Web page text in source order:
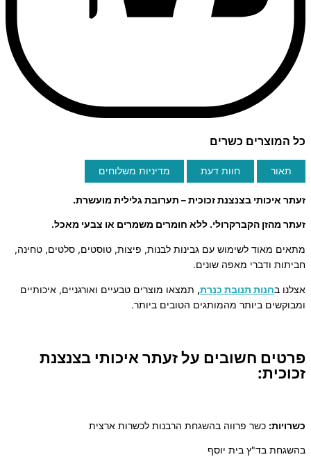
כל המוצרים כשרים
תאור חוות דעת מדיניות משלוחים
זעתר איכותי בצנצנת זכוכית – תערובת גלילית מועשרת.
זעתר מהזן הקברקרולי. ללא חומרים משמרים או צבעי מאכל.
מתאים מאוד לשימוש עם גבינות לבנות, פיצות, טוסטים, סלטים, טחינה,
חביתות ודברי מאפה שונים.
אצלנו בחנות תנובת כנרת, תמצאו מוצרים טבעיים ואורגניים, איכותיים
ומבוקשים ביותר מהמותגים הטובים ביותר.
פרטים חשובים על זעתר איכותי בצנצנת
זכוכית:
כשרויות: כשר פרווה בהשגחת הרבנות לכשרות ארצית
בהשגחת בד"ץ בית יוסף